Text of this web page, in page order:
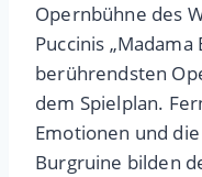
Opernbühne des
Puccinis
berührendsten
dem Spielplan.
Emotionen und
Burgruine bilden